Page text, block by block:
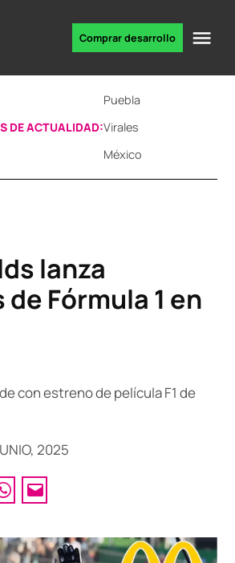
Comprar desarrollo
DE ACTUALIDAD:
Puebla
Virales
México
lanza
Fórmula 1 en
con estreno de película F1 de
2025